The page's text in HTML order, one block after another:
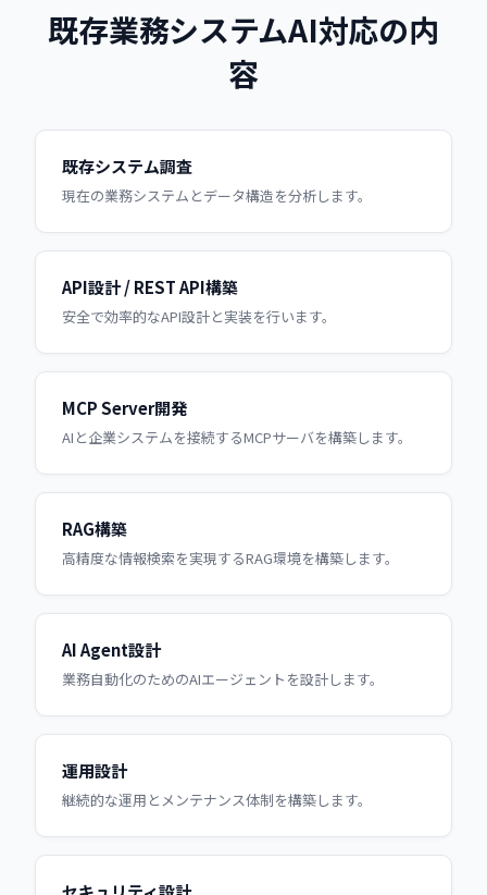
既存業務システムAI対応の内
容
既存システム調査
現在の業務システムとデータ構造を分析します。
API設計 / REST API構築
安全で効率的なAPI設計と実装を行います。
MCP Server開発
AIと企業システムを接続するMCPサーバを構築します。
RAG構築
高精度な情報検索を実現するRAG環境を構築します。
AI Agent設計
業務自動化のためのAIエージェントを設計します。
運用設計
継続的な運用とメンテナンス体制を構築します。